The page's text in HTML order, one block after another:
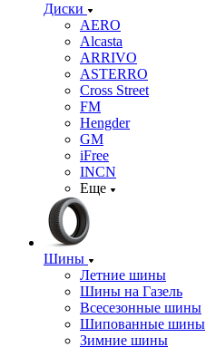
Диски
AERO
Alcasta
ARRIVO
ASTERRO
Cross Street
FM
Hengder
GM
iFree
INCN
Еще
Шины
Летние шины
Шины на Газель
Всесезонные шины
Шипованные шины
Зимние шины